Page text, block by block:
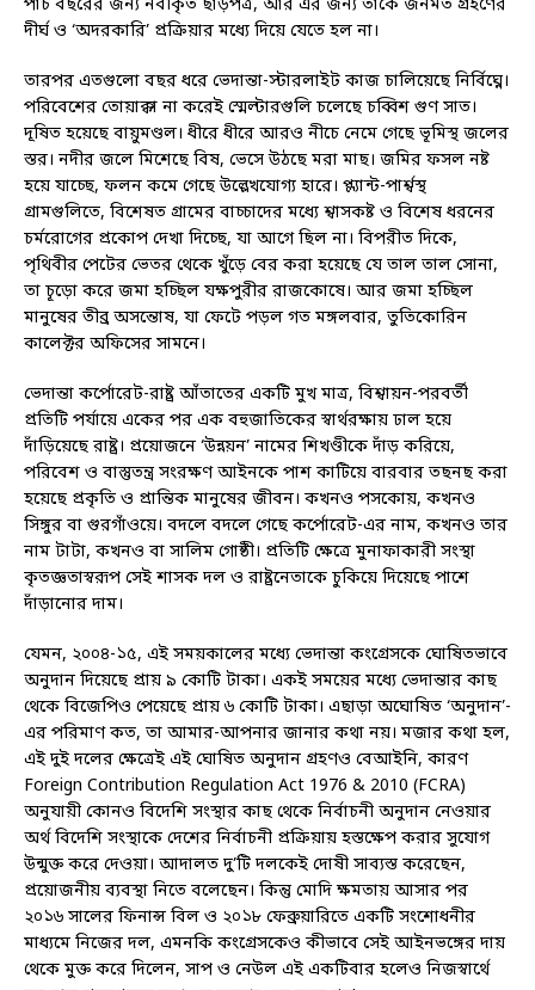
পাঁচ বছরের জন্য নবীকৃত ছাড়পত্র, আর এর জন্য তাকে জনমত গ্রহণের
দীর্ঘ ও ‘অদরকারি’ প্রক্রিয়ার মধ্যে দিয়ে যেতে হল না।
তারপর এতগুলো বছর ধরে ভেদান্তা-স্টারলাইট কাজ চালিয়েছে নির্বিঘ্নে।
পরিবেশের তোয়াক্কা না করেই স্মেল্টারগুলি চলেছে চব্বিশ গুণ সাত।
দূষিত হয়েছে বায়ুমণ্ডল। ধীরে ধীরে আরও নীচে নেমে গেছে ভূমিস্থ জলের
স্তর। নদীর জলে মিশেছে বিষ, ভেসে উঠছে মরা মাছ। জমির ফসল নষ্ট
হয়ে যাচ্ছে, ফলন কমে গেছে উল্লেখযোগ্য হারে। প্ল্যান্ট-পার্শ্বস্থ
গ্রামগুলিতে, বিশেষত গ্রামের বাচ্চাদের মধ্যে শ্বাসকষ্ট ও বিশেষ ধরনের
চর্মরোগের প্রকোপ দেখা দিচ্ছে, যা আগে ছিল না। বিপরীত দিকে,
পৃথিবীর পেটের ভেতর থেকে খুঁড়ে বের করা হয়েছে যে তাল তাল সোনা,
তা চূড়ো করে জমা হচ্ছিল যক্ষপুরীর রাজকোষে। আর জমা হচ্ছিল
মানুষের তীব্র অসন্তোষ, যা ফেটে পড়ল গত মঙ্গলবার, তুতিকোরিন
কালেক্টর অফিসের সামনে।
ভেদান্তা কর্পোরেট-রাষ্ট্র আঁতাতের একটি মুখ মাত্র, বিশ্বায়ন-পরবর্তী
প্রতিটি পর্যায়ে একের পর এক বহুজাতিকের স্বার্থরক্ষায় ঢাল হয়ে
দাঁড়িয়েছে রাষ্ট্র। প্রয়োজনে ‘উন্নয়ন’ নামের শিখণ্ডীকে দাঁড় করিয়ে,
পরিবেশ ও বাস্তুতন্ত্র সংরক্ষণ আইনকে পাশ কাটিয়ে বারবার তছনছ করা
হয়েছে প্রকৃতি ও প্রান্তিক মানুষের জীবন। কখনও পসকোয়, কখনও
সিঙ্গুর বা গুরগাঁওয়ে। বদলে বদলে গেছে কর্পোরেট-এর নাম, কখনও তার
নাম টাটা, কখনও বা সালিম গোষ্ঠী। প্রতিটি ক্ষেত্রে মুনাফাকারী সংস্থা
কৃতজ্ঞতাস্বরূপ সেই শাসক দল ও রাষ্ট্রনেতাকে চুকিয়ে দিয়েছে পাশে
দাঁড়ানোর দাম।
যেমন, ২০০৪-১৫, এই সময়কালের মধ্যে ভেদান্তা কংগ্রেসকে ঘোষিতভাবে
অনুদান দিয়েছে প্রায় ৯ কোটি টাকা। একই সময়ের মধ্যে ভেদান্তার কাছ
থেকে বিজেপিও পেয়েছে প্রায় ৬ কোটি টাকা। এছাড়া অঘোষিত ‘অনুদান’-
এর পরিমাণ কত, তা আমার-আপনার জানার কথা নয়। মজার কথা হল,
এই দুই দলের ক্ষেত্রেই এই ঘোষিত অনুদান গ্রহণও বেআইনি, কারণ
Foreign Contribution Regulation Act 1976 & 2010 (FCRA)
অনুযায়ী কোনও বিদেশি সংস্থার কাছ থেকে নির্বাচনী অনুদান নেওয়ার
অর্থ বিদেশি সংস্থাকে দেশের নির্বাচনী প্রক্রিয়ায় হস্তক্ষেপ করার সুযোগ
উন্মুক্ত করে দেওয়া। আদালত দু’টি দলকেই দোষী সাব্যস্ত করেছেন,
প্রয়োজনীয় ব্যবস্থা নিতে বলেছেন। কিন্তু মোদি ক্ষমতায় আসার পর
২০১৬ সালের ফিনান্স বিল ও ২০১৮ ফেব্রুয়ারিতে একটি সংশোধনীর
মাধ্যমে নিজের দল, এমনকি কংগ্রেসকেও কীভাবে সেই আইনভঙ্গের দায়
থেকে মুক্ত করে দিলেন, সাপ ও নেউল এই একটিবার হলেও নিজস্বার্থে